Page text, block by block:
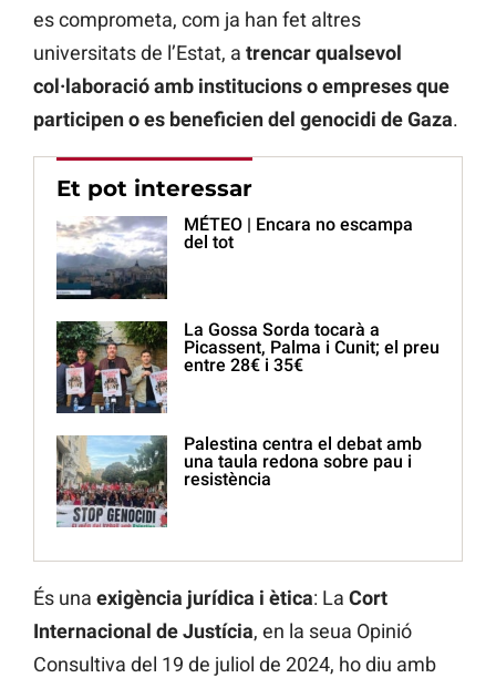
es comprometa, com ja han fet altres
universitats de l’Estat, a trencar qualsevol
col·laboració amb institucions o empreses que
participen o es beneficien del genocidi de Gaza.
Et pot interessar
MÉTEO | Encara no escampa
del tot
La Gossa Sorda tocarà a
Picassent, Palma i Cunit; el preu
entre 28€ i 35€
Palestina centra el debat amb
una taula redona sobre pau i
resistència
És una exigència jurídica i ètica: La Cort
Internacional de Justícia, en la seua Opinió
Consultiva del 19 de juliol de 2024, ho diu amb